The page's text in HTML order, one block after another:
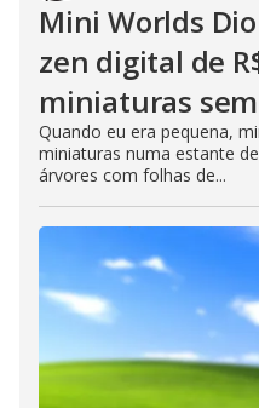
Mini Worlds
zen digital de
miniaturas
Quando eu era pequena,
miniaturas numa estante
árvores com folhas de...